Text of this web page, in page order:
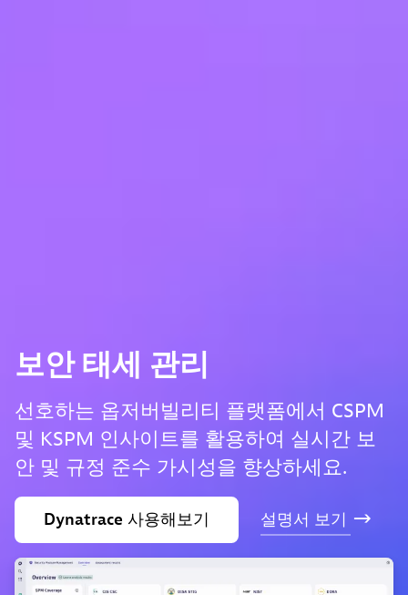
보안 태세 관리
선호하는 옵저버빌리티 플랫폼에서 CSPM
및 KSPM 인사이트를 활용하여 실시간 보
안 및 규정 준수 가시성을 향상하세요.
Dynatrace 사용해보기 설명서 보기